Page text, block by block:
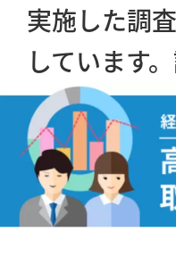
実施した調
しています